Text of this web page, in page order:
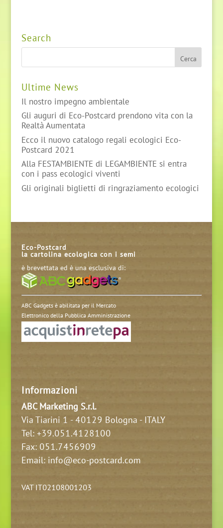
Search
Ultime News
Il nostro impegno ambientale
Gli auguri di Eco-Postcard prendono vita con la
Realtà Aumentata
Ecco il nuovo catalogo regali ecologici Eco-
Postcard 2021
Alla FESTAMBIENTE di LEGAMBIENTE si entra
con i pass ecologici viventi
Gli originali biglietti di ringraziamento ecologici
Eco-Postcard
la cartolina ecologica con i semi
è brevettata ed è una esclusiva di:
ABC Gadgets è abilitata per il Mercato
Elettronico della Pubblica Amministrazione
Informazioni
ABC Marketing S.r.l.
Via Tiarini 1 - 40129 Bologna - ITALY
Tel: +39.051.4128100
Fax: 051.7456909
Email: info@eco-postcard.com
VAT IT02108001203